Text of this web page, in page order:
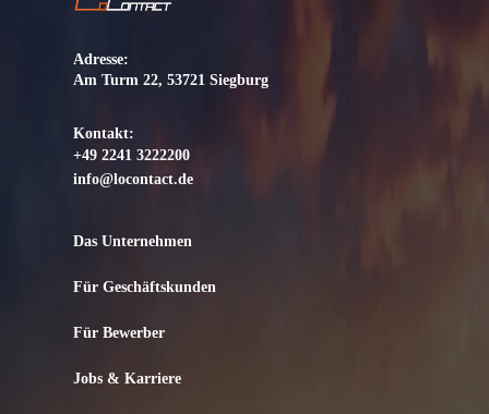
Adresse:
Am Turm 22, 53721 Siegburg
Kontakt:
+49 2241 3222200
info@locontact.de
Das Unternehmen
Für Geschäftskunden
Für Bewerber
Jobs & Karriere